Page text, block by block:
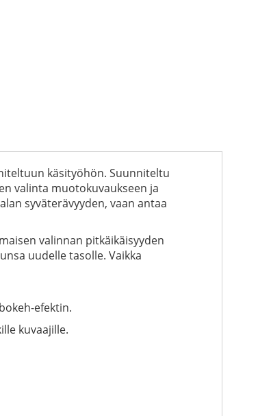
käsityöhön. Suunniteltu
valinta muotokuvaukseen ja
syväterävyyden, vaan antaa
valinnan pitkäikäisyyden
uudelle tasolle. Vaikka
efektin.
kuvaajille.